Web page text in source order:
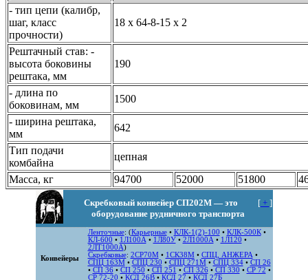
- тип цепи (калибр,
шаг, класс
прочности)
18 х 64-8-15 х 2
Рештачный став: -
высота боковины
рештака, мм
190
- длина по
боковинам, мм
1500
- ширина рештака,
мм
642
Тип подачи
комбайна
цепная
Масса, кг
94700 52000 51800
[+ ]
Скребковый конвейер СП202М — это
оборудование рудничного транспорта
Конвейеры
Ленточные: (Карьерные• КЛК-1(2)-100 • КЛК-500К•
КЛ-600 • 1Л100А • 1Л80У• 2Л1000А • 1Л120 •
2ЛТ1000А)
Скребковые: 2СР70М• 1СК38М• СПЦ, АНЖЕРА •
СПЦ 163М• СПЦ 230 • СПЦ 271M• СПЦ 334• СП 26
• СП 36• СП 250 • СП 251 • СП 326• СП 330 • СР 72 •
СР 72-20 • КСД 26В• КСД 27 • КСД 27Б